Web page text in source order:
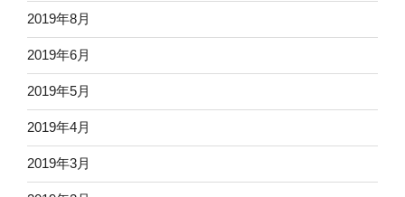
2019年8月
2019年6月
2019年5月
2019年4月
2019年3月